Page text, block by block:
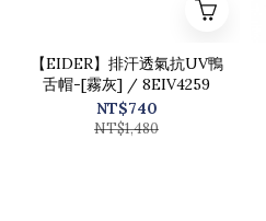
【EIDER】排汗透氣抗UV鴨
舌帽-[霧灰] / 8EIV4259
NT$740
NT$1,480